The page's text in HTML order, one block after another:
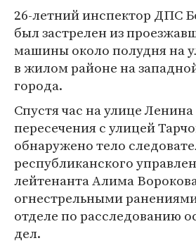
26-летний инспектор ДПС
был застрелен из
машины около полудня на
в жилом районе на
города.
Спустя час на улице
пересечения с улицей
обнаружено тело
республиканского
лейтенанта Алима
огнестрельными
отделе по расследованию
дел.